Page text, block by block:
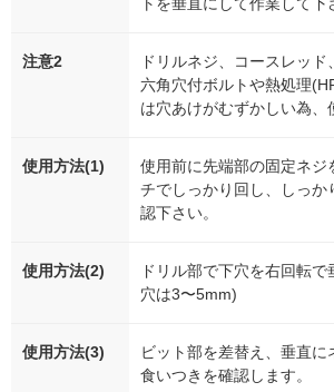
トを垂直にして作業して下
注意2
ドリルネジ、コースレッド
六角穴付ボルトや熱処理
は穴あけがむずかしい為、
使用方法(1)
使用前に先端部の固定ネジ
チでしっかり回し、しっか
認下さい。
使用方法(2)
ドリル部で下穴を右回転
穴は3〜5mm)
使用方法(3)
ビット部を差替え、垂直に
食いつきを確認します。